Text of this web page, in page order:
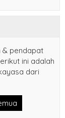
& pendapat
ini adalah
dari